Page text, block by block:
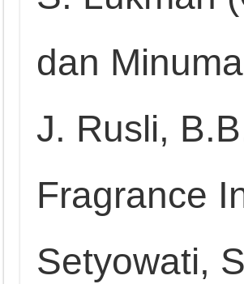
dan
J. Rusli,
Fragrance
Setyowati,